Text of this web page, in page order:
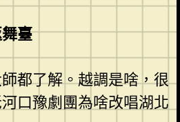
臺
都了解。越調是啥，很
口豫劇團為啥改唱湖北